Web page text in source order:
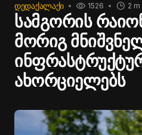
ᲓᲔᲓᲐᲥᲐᲚᲐᲥᲘ 2 m
1526
სამგორის
მორიგ
ახორციელებს